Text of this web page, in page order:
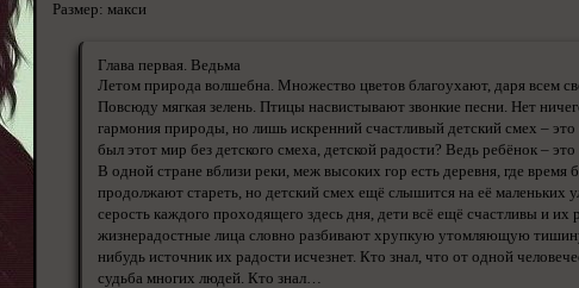
Размер: макси
Глава первая. Ведьма
Летом природа волшебна. Множество цветов благоухают, даря всем
Повсюду мягкая зелень. Птицы насвистывают звонкие песни. Нет
гармония природы, но лишь искренний счастливый детский смех –
был этот мир без детского смеха, детской радости? Ведь ребёнок – это
В одной стране вблизи реки, меж высоких гор есть деревня, где время
продолжают стареть, но детский смех ещё слышится на её маленьких
серость каждого проходящего здесь дня, дети всё ещё счастливы и их
жизнерадостные лица словно разбивают хрупкую утомляющую
нибудь источник их радости исчезнет. Кто знал, что от одной
судьба многих людей. Кто знал…